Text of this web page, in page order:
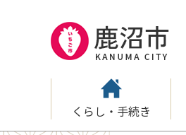
くらし・手続き